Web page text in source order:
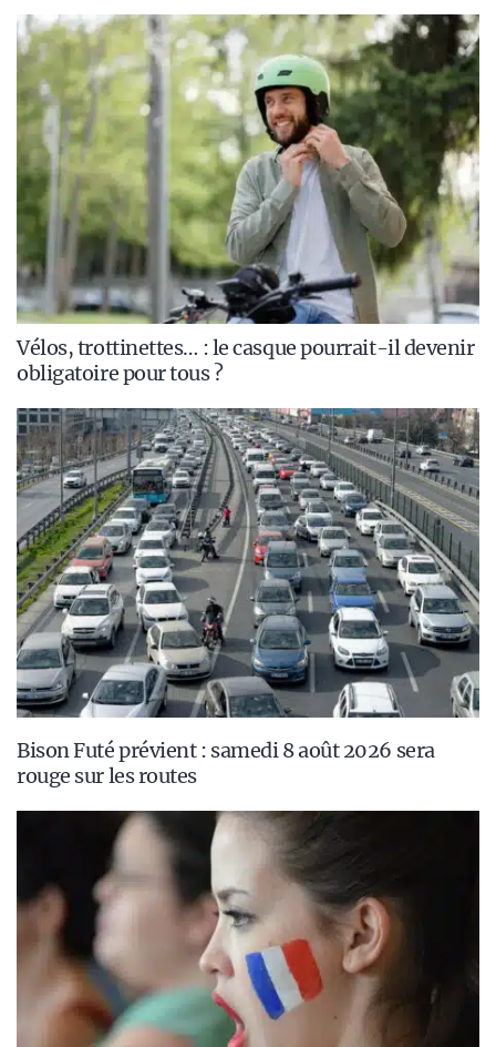
Vélos, trottinettes… : le casque pourrait-il devenir
obligatoire pour tous ?
Bison Futé prévient : samedi 8 août 2026 sera
rouge sur les routes